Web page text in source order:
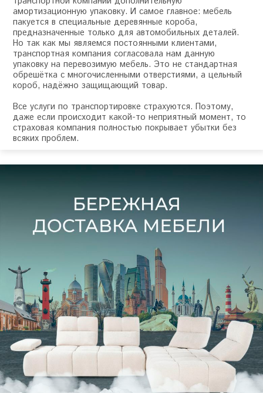
амортизационную упаковку. И самое главное: мебель
пакуется в специальные деревянные короба,
предназначенные только для автомобильных деталей.
Но так как мы являемся постоянными клиентами,
транспортная компания согласовала нам данную
упаковку на перевозимую мебель. Это не стандартная
обрешётка с многочисленными отверстиями, а цельный
короб, надёжно защищающий товар.
Все услуги по транспортировке страхуются. Поэтому,
даже если происходит какой-то неприятный момент, то
страховая компания полностью покрывает убытки без
всяких проблем.